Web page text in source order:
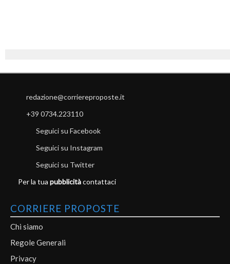
redazione@corriereproposte.it
+39 0734.223110
Seguici su Facebook
Seguici su Instagram
Seguici su Twitter
Per la tua pubblicitàcontattaci
CORRIERE PROPOSTE
Chi siamo
Regole Generali
Privacy